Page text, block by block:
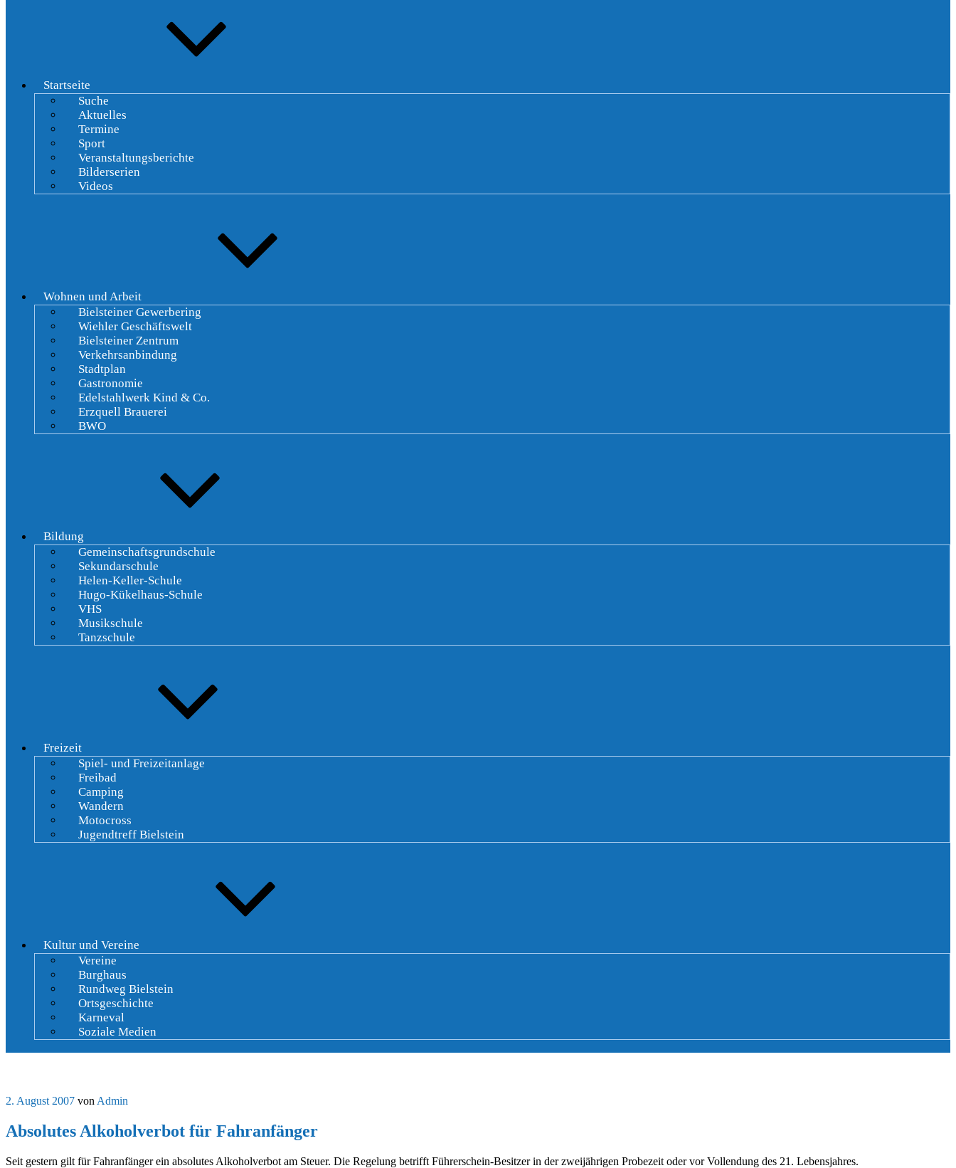
Startseite
Suche
Aktuelles
Termine
Sport
Veranstaltungsberichte
Bilderserien
Videos
Wohnen und Arbeit
Bielsteiner Gewerbering
Wiehler Geschäftswelt
Bielsteiner Zentrum
Verkehrsanbindung
Stadtplan
Gastronomie
Edelstahlwerk Kind & Co.
Erzquell Brauerei
BWO
Bildung
Gemeinschaftsgrundschule
Sekundarschule
Helen-Keller-Schule
Hugo-Kükelhaus-Schule
VHS
Musikschule
Tanzschule
Freizeit
Spiel- und Freizeitanlage
Freibad
Camping
Wandern
Motocross
Jugendtreff Bielstein
Kultur und Vereine
Vereine
Burghaus
Rundweg Bielstein
Ortsgeschichte
Karneval
Soziale Medien
Veröffentlicht
2. August 2007 von Admin
Absolutes Alkoholverbot für Fahranfänger
Seit gestern gilt für Fahranfänger ein absolutes Alkoholverbot am Steuer. Die Regelung betrifft Führerschein-Besitzer in der zweijährigen Probezeit oder vor Vollendung des 21. Lebensjahres.